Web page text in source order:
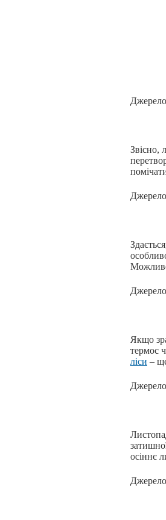
Звісно,
Якщо
термос
ліси –
осіннє